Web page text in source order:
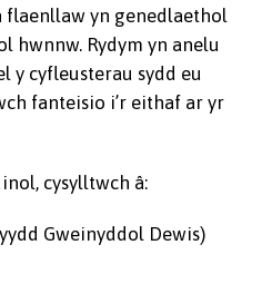
flaenllaw yn genedlaethol
hwnnw. Rydym yn anelu
y cyfleusterau sydd eu
fanteisio i’r eithaf ar yr
cysylltwch â:
Gweinyddol Dewis)